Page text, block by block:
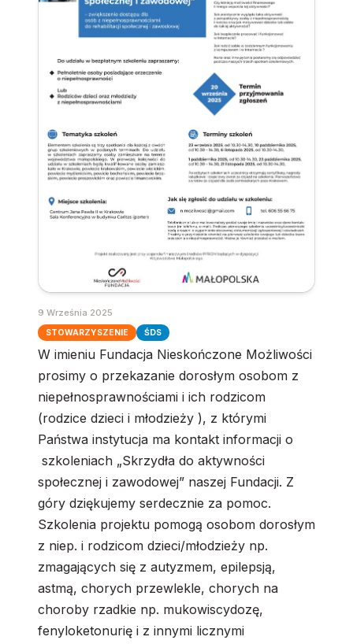
9 Września 2025
STOWARZYSZENIE ŚDS
W imieniu Fundacja Nieskończone Możliwości
prosimy o przekazanie dorosłym osobom z
niepełnosprawnościami i ich rodzicom
(rodzice dzieci i młodzieży ), z którymi
Państwa instytucja ma kontakt informacji o
szkoleniach „Skrzydła do aktywności
społecznej i zawodowej” naszej Fundacji. Z
góry dziękujemy serdecznie za pomoc.
Szkolenia projektu pomogą osobom dorosłym
z niep. i rodzicom dzieci/młodzieży np.
zmagających się z autyzmem, epilepsją,
astmą, chorych przewlekle, chorych na
choroby rzadkie np. mukowiscydozę,
fenyloketonurię i z innymi licznymi